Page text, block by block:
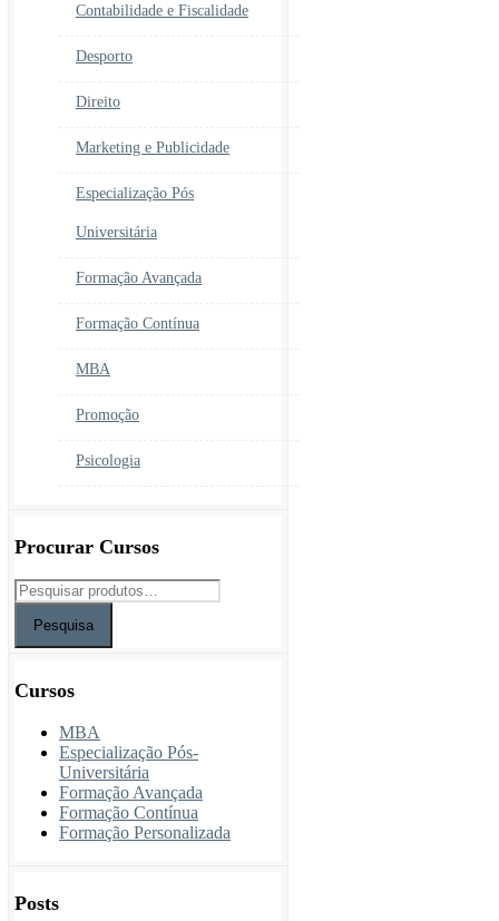
Contabilidade e Fiscalidade
Desporto
Direito
Marketing e Publicidade
Especialização Pós
Universitária
Formação Avançada
Formação Contínua
MBA
Promoção
Psicologia
Procurar Cursos
Pesquisa
Cursos
MBA
Especialização Pós-
Universitária
Formação Avançada
Formação Contínua
Formação Personalizada
Posts